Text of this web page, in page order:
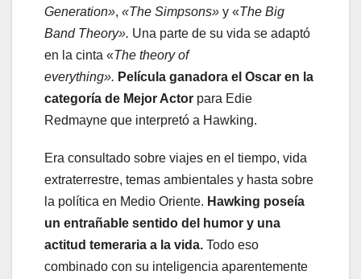
Generation», «The Simpsons» y «The Big
Band Theory». Una parte de su vida se adaptó
en la cinta «The theory of
everything». Película ganadora el Oscar en la
categoría de Mejor Actor para Edie
Redmayne que interpretó a Hawking.
Era consultado sobre viajes en el tiempo, vida
extraterrestre, temas ambientales y hasta sobre
la política en Medio Oriente. Hawking poseía
un entrañable sentido del humor y una
actitud temeraria a la vida. Todo eso
combinado con su inteligencia aparentemente